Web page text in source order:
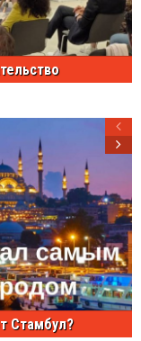
Стамбул?